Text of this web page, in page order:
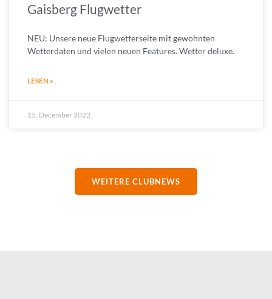
Gaisberg Flugwetter
NEU: Unsere neue Flugwetterseite mit gewohnten
Wetterdaten und vielen neuen Features. Wetter deluxe.
LESEN »
15. December 2022
WEITERE CLUBNEWS